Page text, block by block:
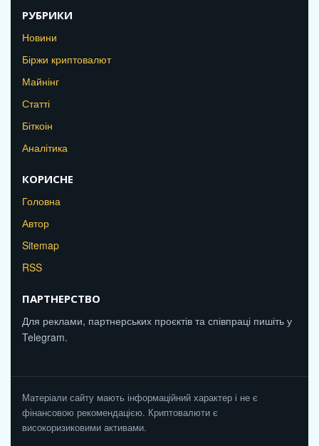
РУБРИКИ
Новини
Біржи криптовалют
Майнінг
Статті
Біткоін
Аналітика
КОРИСНЕ
Головна
Автор
Sitemap
RSS
ПАРТНЕРСТВО
Для реклами, партнерських проєктів та співпраці пишіть у
Telegram.
Матеріали сайту мають інформаційний характер і не є
фінансовою рекомендацією. Криптовалюти є
високоризиковими активами.